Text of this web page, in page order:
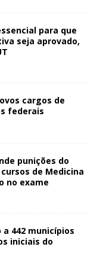
para que
seja aprovado,
cargos de
federais
punições do
de Medicina
no exame
442 municípios
iniciais do